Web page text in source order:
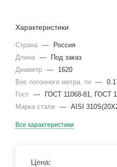
Характеристики
Страна —
Россия
Длина —
Под заказ
Диаметр —
1620
Вес погонного метра. тн —
Гост —
ГОСТ 11068-81, ГОСТ
Марка стали — AISI
Все характеристики
Цена: